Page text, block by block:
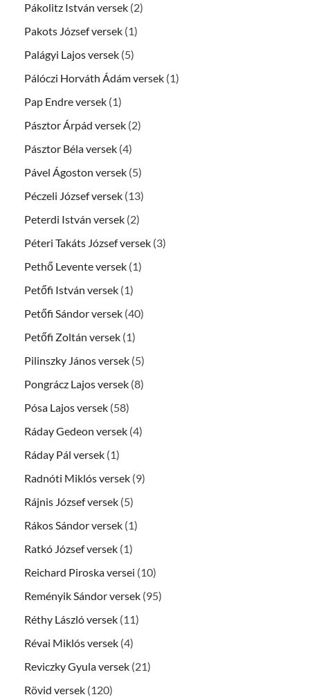
Pákolitz István versek (2)
Pakots József versek (1)
Palágyi Lajos versek (5)
Pálóczi Horváth Ádám versek (1)
Pap Endre versek (1)
Pásztor Árpád versek (2)
Pásztor Béla versek (4)
Pável Ágoston versek (5)
Péczeli József versek (13)
Peterdi István versek (2)
Péteri Takáts József versek (3)
Pethő Levente versek (1)
Petőfi István versek (1)
Petőfi Sándor versek (40)
Petőfi Zoltán versek (1)
Pilinszky János versek (5)
Pongrácz Lajos versek (8)
Pósa Lajos versek (58)
Ráday Gedeon versek (4)
Ráday Pál versek (1)
Radnóti Miklós versek (9)
Rájnis József versek (5)
Rákos Sándor versek (1)
Ratkó József versek (1)
Reichard Piroska versei (10)
Reményik Sándor versek (95)
Réthy László versek (11)
Révai Miklós versek (4)
Reviczky Gyula versek (21)
Rövid versek (120)